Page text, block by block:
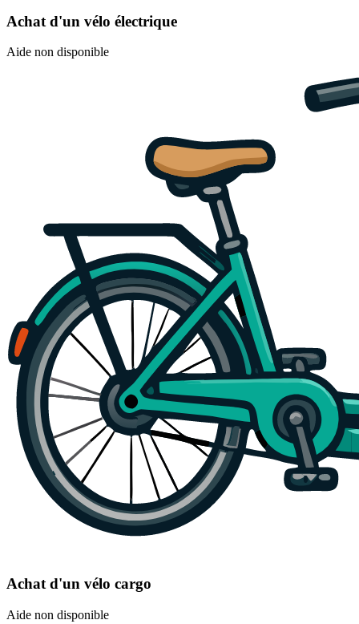
Achat d'un vélo électrique
Aide non disponible
Achat d'un vélo cargo
Aide non disponible